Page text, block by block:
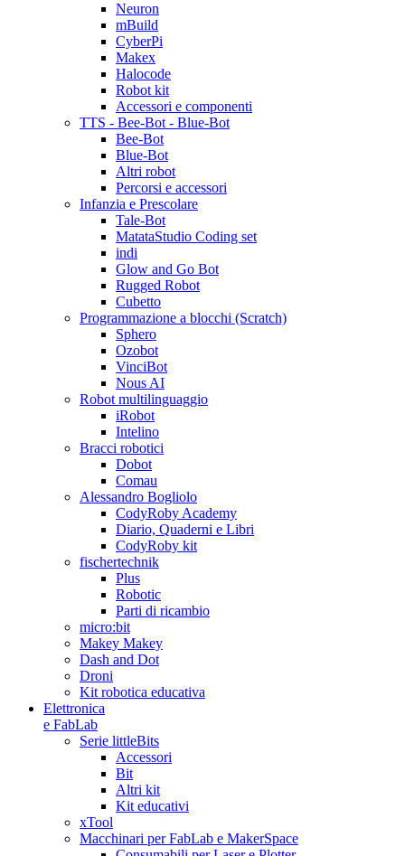
Neuron
mBuild
CyberPi
Makex
Halocode
Robot kit
Accessori e componenti
TTS - Bee-Bot - Blue-Bot
Bee-Bot
Blue-Bot
Altri robot
Percorsi e accessori
Infanzia e Prescolare
Tale-Bot
MatataStudio Coding set
indi
Glow and Go Bot
Rugged Robot
Cubetto
Programmazione a blocchi (Scratch)
Sphero
Ozobot
VinciBot
Nous AI
Robot multilinguaggio
iRobot
Intelino
Bracci robotici
Dobot
Comau
Alessandro Bogliolo
CodyRoby Academy
Diario, Quaderni e Libri
CodyRoby kit
fischertechnik
Plus
Robotic
Parti di ricambio
micro:bit
Makey Makey
Dash and Dot
Droni
Kit robotica educativa
Elettronica
e FabLab
Serie littleBits
Accessori
Bit
Altri kit
Kit educativi
xTool
Macchinari per FabLab e MakerSpace